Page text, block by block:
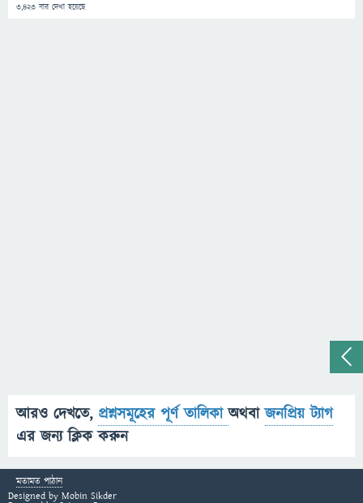
3,423 বার দেখা হয়েছে
আরও দেখতে, প্রশ্নসমূহের পূর্ণ তালিকাঅথবাজনপ্রিয় ট্যাগ
এর জন্য ক্লিক করুন
মতামত পাঠান
Designed by Mobin Sikder